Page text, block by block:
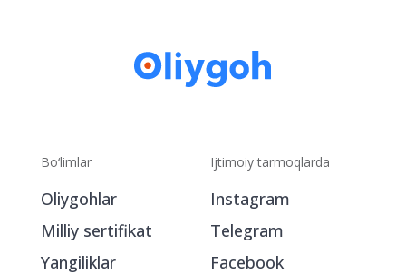
Bo‘limlar
Oliygohlar
Milliy sertifikat
Yangiliklar
Ijtimoiy tarmoqlarda
Instagram
Telegram
Facebook